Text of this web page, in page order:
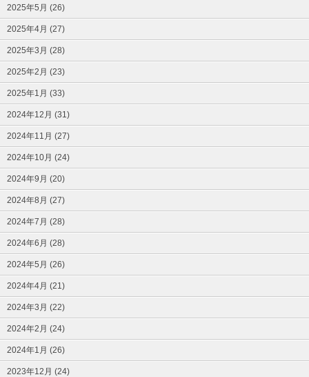
2025年5月 (26)
2025年4月 (27)
2025年3月 (28)
2025年2月 (23)
2025年1月 (33)
2024年12月 (31)
2024年11月 (27)
2024年10月 (24)
2024年9月 (20)
2024年8月 (27)
2024年7月 (28)
2024年6月 (28)
2024年5月 (26)
2024年4月 (21)
2024年3月 (22)
2024年2月 (24)
2024年1月 (26)
2023年12月 (24)